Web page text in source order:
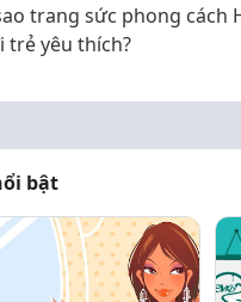
trang sức phong cách
trẻ yêu thích?
bật